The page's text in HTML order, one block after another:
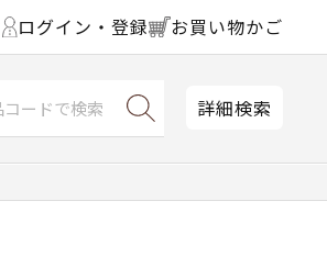
ログイン・登録 お買い物かご
詳細検索